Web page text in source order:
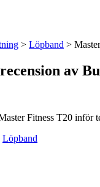
> Löpband >
av
Löpband